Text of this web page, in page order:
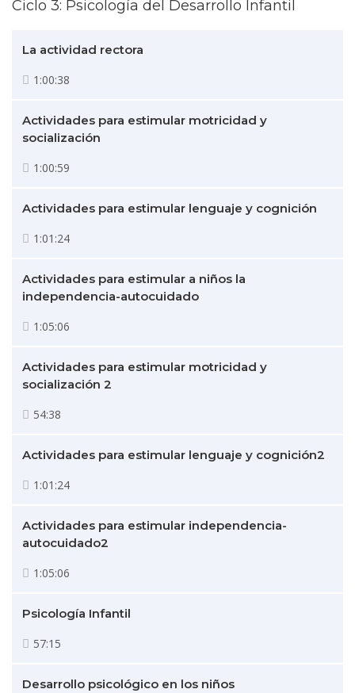
Ciclo 3: Psicología del Desarrollo Infantil
La actividad rectora
1:00:38
Actividades para estimular motricidad y
socialización
1:00:59
Actividades para estimular lenguaje y cognición
1:01:24
Actividades para estimular a niños la
independencia-autocuidado
1:05:06
Actividades para estimular motricidad y
socialización 2
54:38
Actividades para estimular lenguaje y cognición2
1:01:24
Actividades para estimular independencia-
autocuidado2
1:05:06
Psicología Infantil
57:15
Desarrollo psicológico en los niños